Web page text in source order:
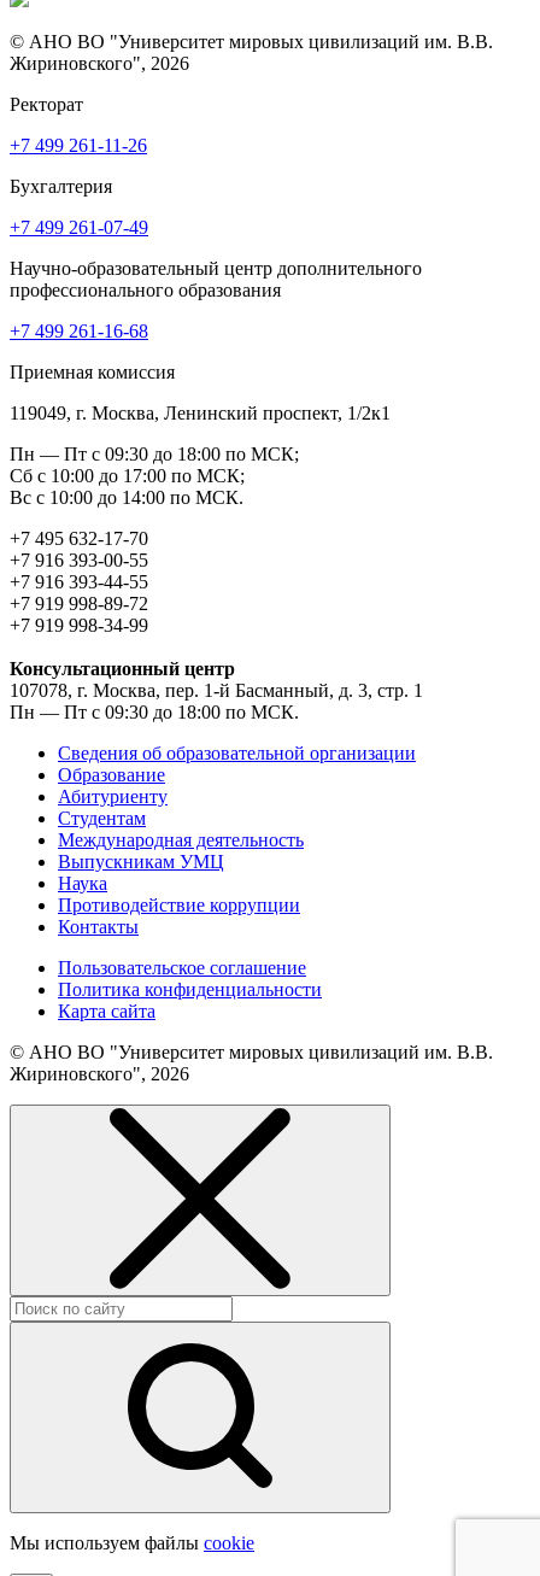
© АНО ВО "Университет мировых цивилизаций им. В.В.
Жириновского", 2026
Ректорат
+7 499 261-11-26
Бухгалтерия
+7 499 261-07-49
Научно-образовательный центр дополнительного
профессионального образования
+7 499 261-16-68
Приемная комиссия
119049, г. Москва, Ленинский проспект, 1/2к1
Пн — Пт с 09:30 до 18:00 по МСК;
Сб с 10:00 до 17:00 по МСК;
Вс с 10:00 до 14:00 по МСК.
+7 495 632-17-70
+7 916 393-00-55
+7 916 393-44-55
+7 919 998-89-72
+7 919 998-34-99
Консультационный центр
107078, г. Москва, пер. 1-й Басманный, д. 3, стр. 1
Пн — Пт с 09:30 до 18:00 по МСК.
Сведения об образовательной организации
Образование
Абитуриенту
Студентам
Международная деятельность
Выпускникам УМЦ
Наука
Противодействие коррупции
Контакты
Пользовательское соглашение
Политика конфиденциальности
Карта сайта
© АНО ВО "Университет мировых цивилизаций им. В.В.
Жириновского", 2026
Мы используем файлы cookie